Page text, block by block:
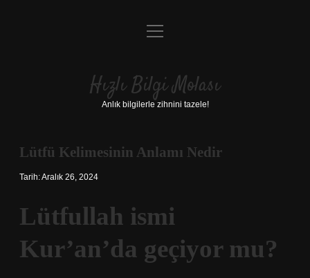
Anasayfa
Yasal Uyarı
menüyü
Hızlı Bilgi Molası
Anlık bilgilerle zihnini tazele!
Lütfü Kelimesinin Anlamı Nedir
Tarih: Aralık 26, 2024
Lütfullah ismi
Kur’an’da geçiyor mu?